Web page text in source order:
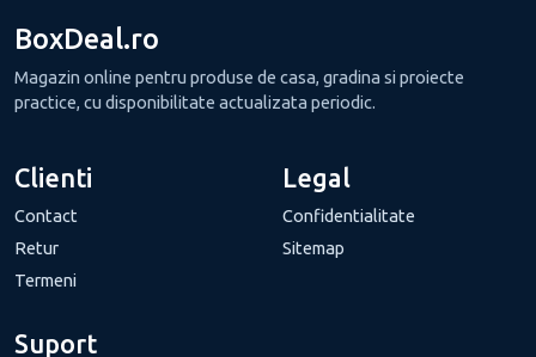
BoxDeal.ro
Magazin online pentru produse de casa, gradina si proiecte
practice, cu disponibilitate actualizata periodic.
Clienti
Contact
Retur
Termeni
Legal
Confidentialitate
Sitemap
Suport